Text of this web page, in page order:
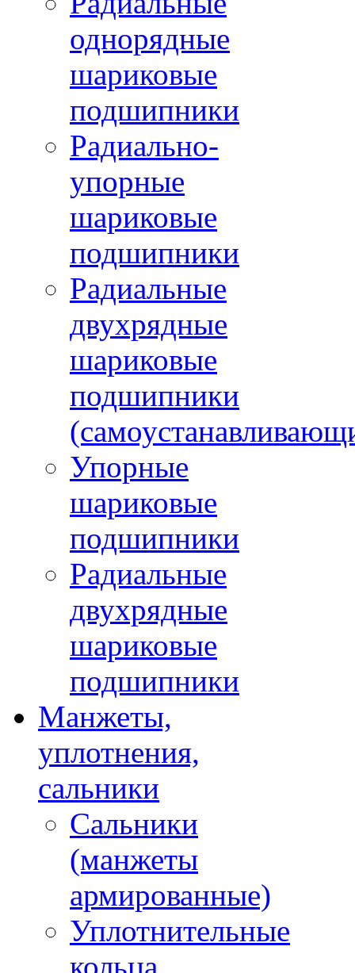
однорядные
шариковые
подшипники
Радиально-
упорные
шариковые
подшипники
Радиальные
двухрядные
шариковые
подшипники
Упорные
шариковые
подшипники
Радиальные
двухрядные
шариковые
подшипники
Манжеты,
уплотнения,
сальники
Сальники
(манжеты
армированные)
Уплотнительные